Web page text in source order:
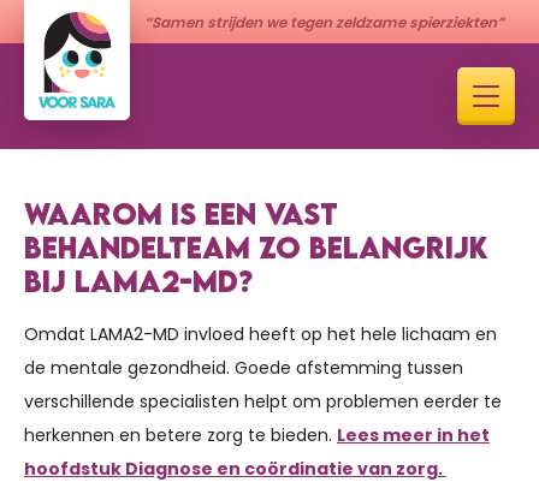
“Samen strijden we tegen zeldzame spierziekten”
WAAROM IS EEN VAST
BEHANDELTEAM ZO BELANGRIJK
BIJ LAMA2-MD?
Omdat LAMA2-MD invloed heeft op het hele lichaam en
de mentale gezondheid. Goede afstemming tussen
verschillende specialisten helpt om problemen eerder te
herkennen en betere zorg te bieden. Lees meer in het
hoofdstuk Diagnose en coördinatie van zorg.